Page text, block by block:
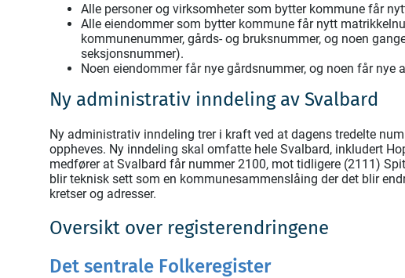
Alle personer og virksomheter som bytter kommune får
Alle eiendommer som bytter kommune får nytt
kommunenummer, gårds- og bruksnummer, og noen
seksjonsnummer).
Noen eiendommer får nye gårdsnummer, og noen får nye
Ny administrativ inndeling av Svalbard
Ny administrativ inndeling trer i kraft ved at dagens tredelte
oppheves. Ny inndeling skal omfatte hele Svalbard, inkludert
medfører at Svalbard får nummer 2100, mot tidligere (2111)
blir teknisk sett som en kommunesammenslåing der det blir
kretser og adresser.
Oversikt over registerendringene
Det sentrale Folkeregister